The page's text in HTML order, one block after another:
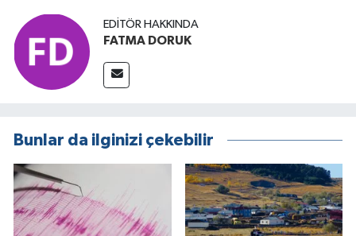
EDITÖR HAKKINDA
FATMA DORUK
Bunlar da ilginizi çekebilir